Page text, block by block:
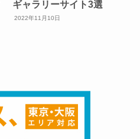
ギャラリーサイト3選
2022年11月10日